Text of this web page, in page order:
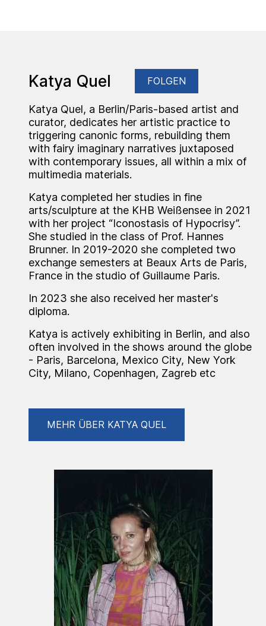
Katya Quel FOLGEN
Katya Quel, a Berlin/Paris-based artist and
curator, dedicates her artistic practice to
triggering canonic forms, rebuilding them
with fairy imaginary narratives juxtaposed
with contemporary issues, all within a mix of
multimedia materials.
Katya completed her studies in fine
arts/sculpture at the KHB Weißensee in 2021
with her project “Iconostasis of Hypocrisy”.
She studied in the class of Prof. Hannes
Brunner. In 2019-2020 she completed two
exchange semesters at Beaux Arts de Paris,
France in the studio of Guillaume Paris.
In 2023 she also received her master's
diploma.
Katya is actively exhibiting in Berlin, and also
often involved in the shows around the globe
- Paris, Barcelona, Mexico City, New York
City, Milano, Copenhagen, Zagreb etc
MEHR ÜBER KATYA QUEL